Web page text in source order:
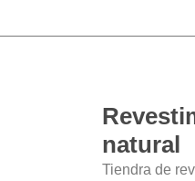
natural
Tiendra de